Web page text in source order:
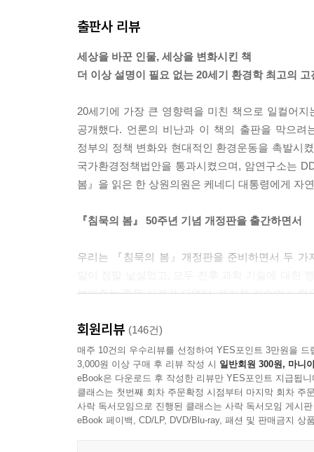
출판사 리뷰
세상을 바꾼 인물, 세상을 변화시킨 책
더 이상 설명이 필요 없는 20세기 환경학 최고의 고
20세기에 가장 큰 영향력을 미친 책으로 일컬어
공개했다. 언론의 비난과 이 책의 출판을 막으
정부의 정책 변화와 현대적인 환경운동을 촉발시
국가환경정책법안을 통과시켰으며, 암연구소는
봄』을 읽은 한 상원의원은 케네디 대통령에게 자
『침묵의 봄』 50주년 기념 개정판을 출간하면서
우리는 『침묵의 봄』개정판을 준비하면서 두
보여주는 좋은 사례가 되었다. 레이첼 카슨의 노
세상을 파괴하는 실험으로 한 발씩 더 나아가고
않나 되돌아보는 계기가 되었으면 한다.
2002년 출간본과 개정판이 다른 점
서문과 후기가 완전히 새롭게 단장되었으며,
회원리뷰 (146건)
매주 10건의 우수리뷰를 선정하여 YES포인트 3만원을 드
3,000원 이상 구매 후 리뷰 작성 시 일반회원 300원, 마니
eBook은 다운로드 후 작성한 리뷰만 YES포인트 지급됩니
클래스는 첫번째 회차 주문확정 시점부터 마지막 회차 주
사락 독서모임으로 진행된 클래스는 사락 독서모임 게시
eBook 페이백, CD/LP, DVD/Blu-ray, 패션 및 판매금지 상